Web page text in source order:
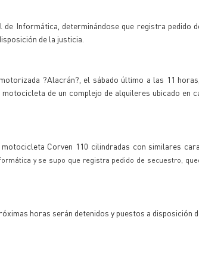
Informática, determinándose que registra pedido
de la justicia.
?Alacrán?, el sábado último a las 11
de un complejo de alquileres ubicado en
Corven 110 cilindradas con similares
y se supo que registra pedido de secuestro,
horas serán detenidos y puestos a disposición